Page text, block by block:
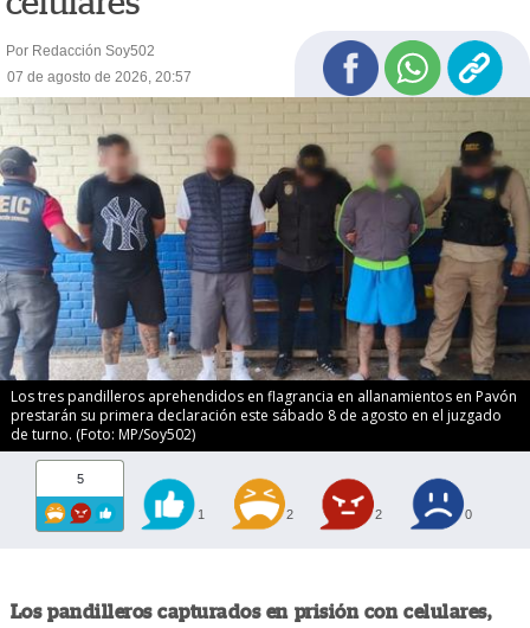
Por Redacción Soy502
07 de agosto de 2026, 20:57
Los tres pandilleros aprehendidos en flagrancia en allanamientos en Pavón
prestarán su primera declaración este sábado 8 de agosto en el juzgado
de turno. (Foto: MP/Soy502)
5
1 2 2 0
Los pandilleros capturados en prisión con celulares,